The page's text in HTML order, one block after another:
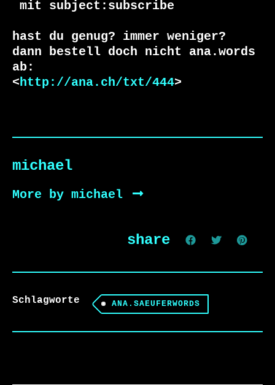
hast du genug? immer weniger?
dann bestell doch nicht ana.words
ab:
<http://ana.ch/txt/444>
michael
More by michael
share
Schlagworte ANA.SAEUFERWORDS